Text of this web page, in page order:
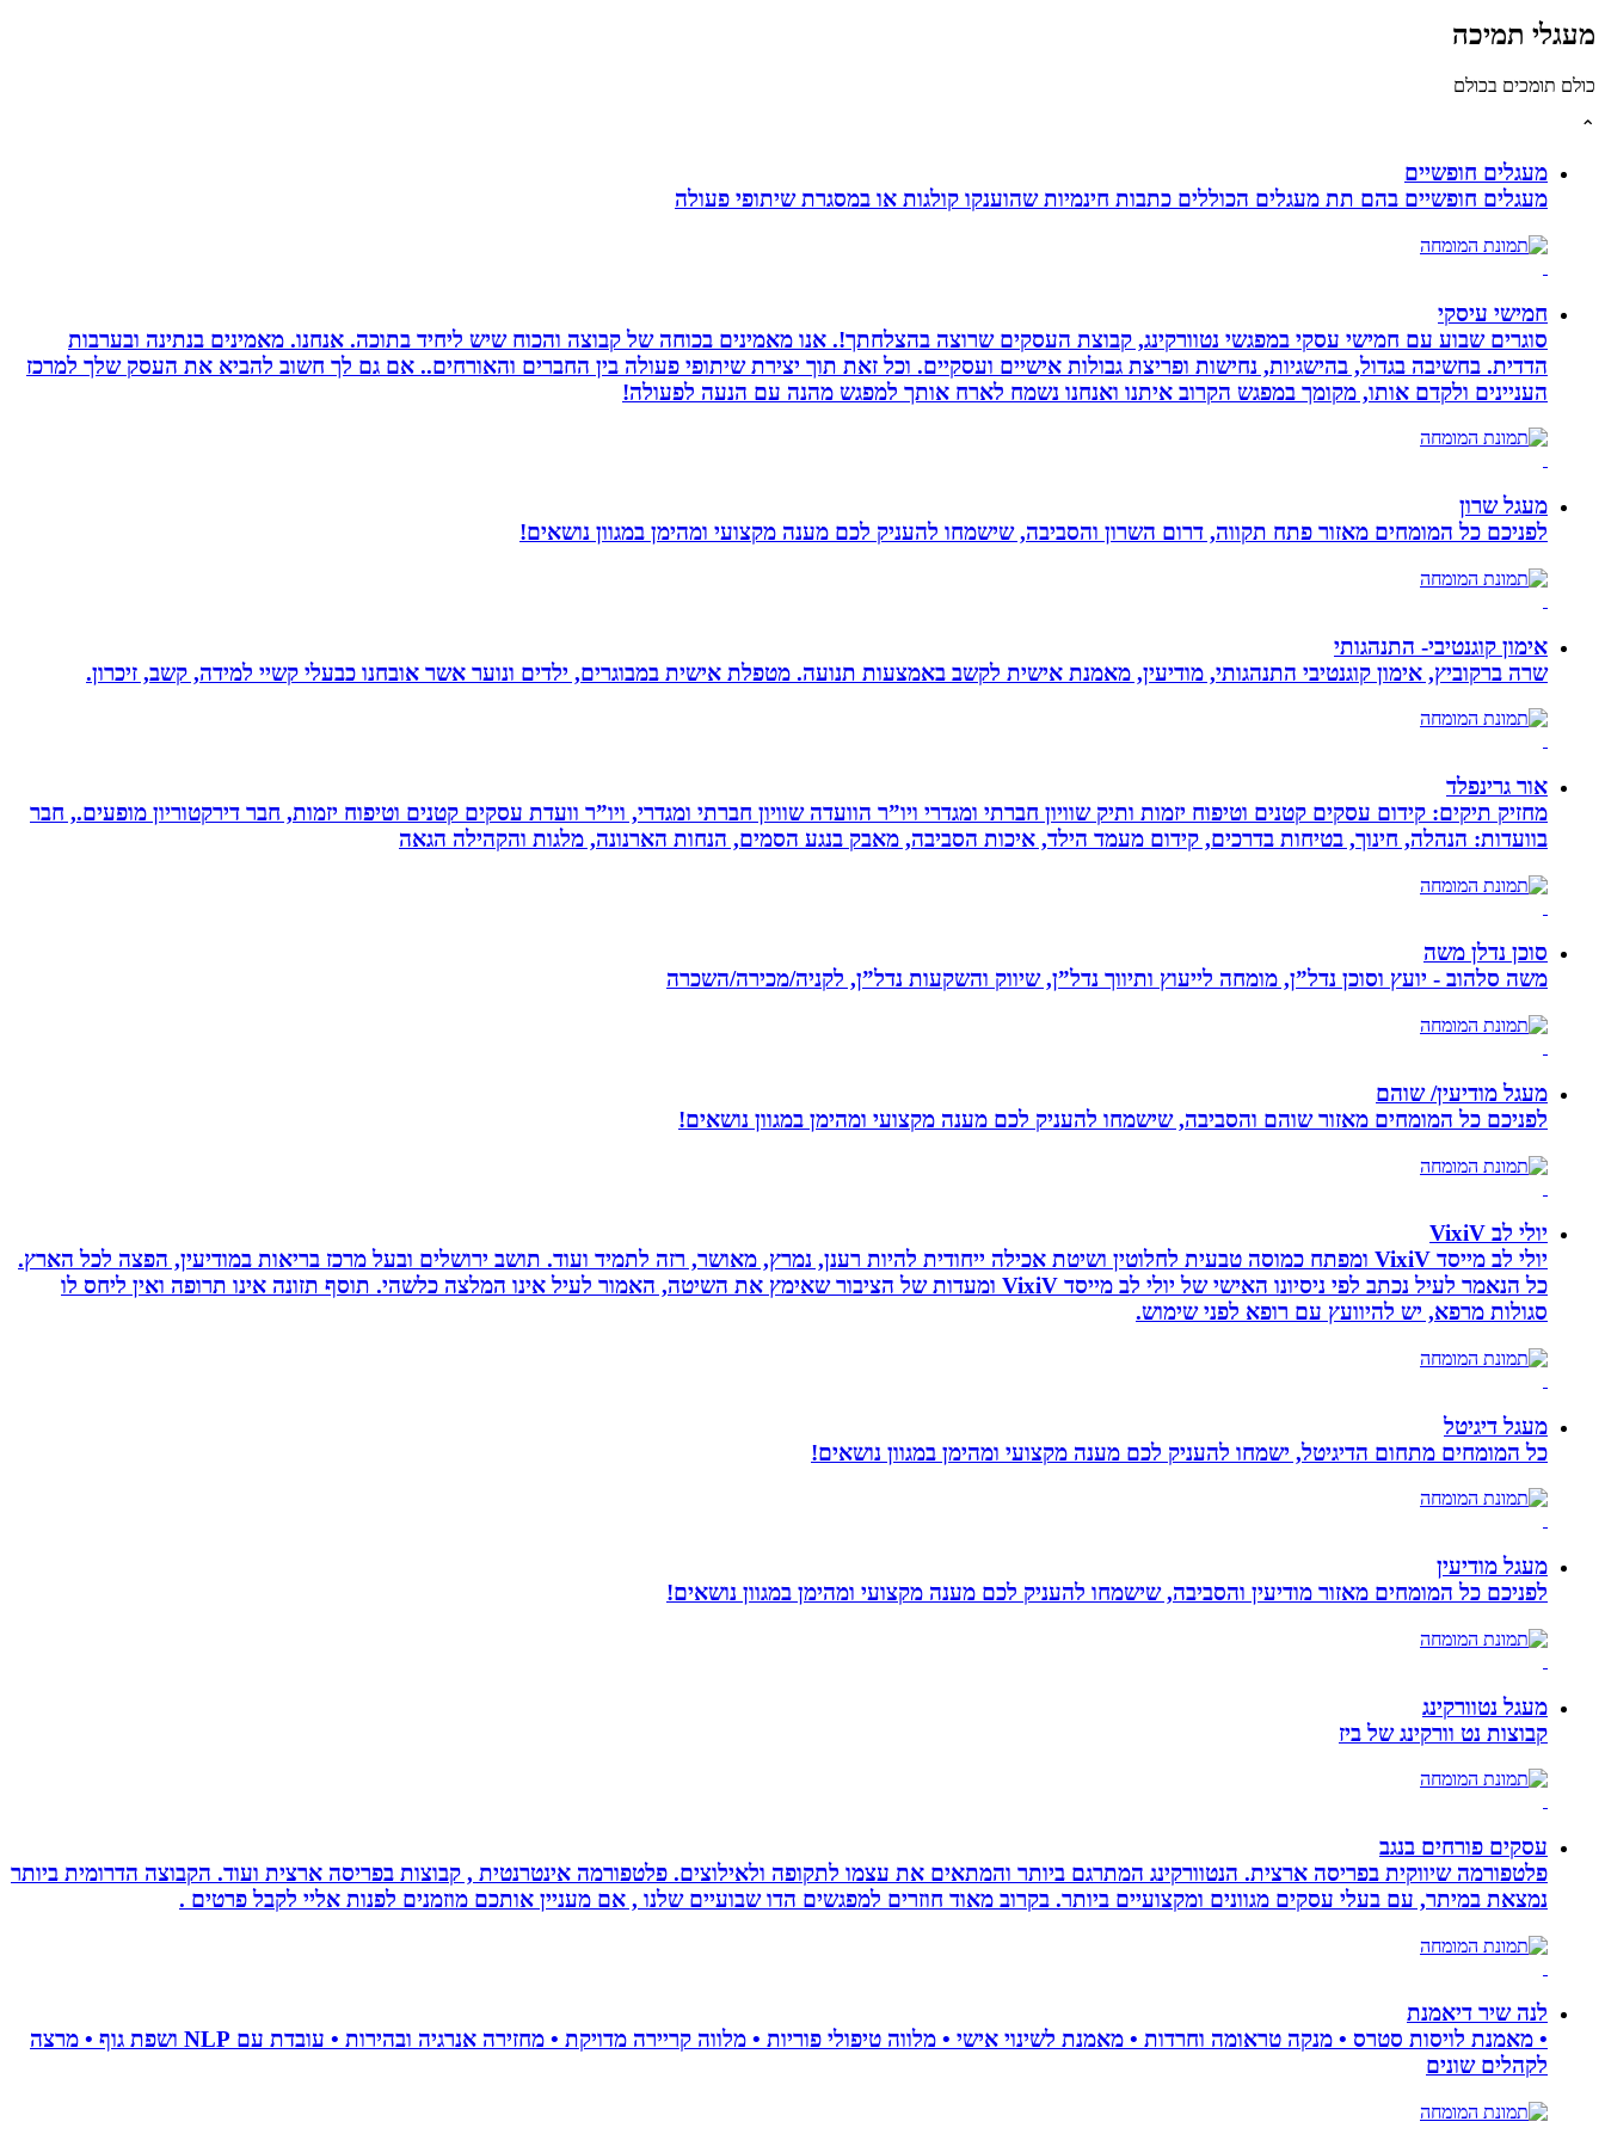
מעגלי תמיכה
כולם תומכים בכולם
⌃
מעגלים חופשיים
מעגלים חופשיים בהם תת מעגלים הכוללים כתבות חינמיות שהוענקו קולגות או במסגרת שיתופי פעולה
חמישי עיסקי
סוגרים שבוע עם חמישי עסקי במפגשי נטוורקינג, קבוצת העסקים שרוצה בהצלחתך!. אנו מאמינים בכוחה של קבוצה והכוח שיש ליחיד בתוכה. אנחנו. מאמינים בנתינה ובערבות
הדדית. בחשיבה בגדול, בהישגיות, נחישות ופריצת גבולות אישיים ועסקיים. וכל זאת תוך יצירת שיתופי פעולה בין החברים והאורחים.. אם גם לך חשוב להביא את העסק שלך למרכז
העניינים ולקדם אותו, מקומך במפגש הקרוב איתנו ואנחנו נשמח לארח אותך למפגש מהנה עם הנעה לפעולה!
מעגל שרון
לפניכם כל המומחים מאזור פתח תקווה, דרום השרון והסביבה, שישמחו להעניק לכם מענה מקצועי ומהימן במגוון נושאים!
אימון קוגנטיבי- התנהגותי
שרה ברקוביץ, אימון קוגנטיבי התנהגותי, מודיעין, מאמנת אישית לקשב באמצעות תנועה. מטפלת אישית במבוגרים, ילדים ונוער אשר אובחנו כבעלי קשיי למידה, קשב, זיכרון.
אור גרינפלד
מחזיק תיקים: קידום עסקים קטנים וטיפוח יזמות ותיק שוויון חברתי ומגדרי ויו”ר הוועדה שוויון חברתי ומגדרי, ויו”ר וועדת עסקים קטנים וטיפוח יזמות, חבר דירקטוריון מופעים., חבר
בוועדות: הנהלה, חינוך, בטיחות בדרכים, קידום מעמד הילד, איכות הסביבה, מאבק בנגע הסמים, הנחות הארנונה, מלגות והקהילה הגאה
סוכן נדלן משה
משה סלהוב - יועץ וסוכן נדל”ן, מומחה לייעוץ ותיווך נדל”ן, שיווק והשקעות נדל”ן, לקניה/מכירה/השכרה
מעגל מודיעין/ שוהם
לפניכם כל המומחים מאזור שוהם והסביבה, שישמחו להעניק לכם מענה מקצועי ומהימן במגוון נושאים!
יולי לב VixiV
יולי לב מייסד VixiV ומפתח כמוסה טבעית לחלוטין ושיטת אכילה ייחודית להיות רענן, נמרץ, מאושר, רזה לתמיד ועוד. תושב ירושלים ובעל מרכז בריאות במודיעין, הפצה לכל הארץ.
כל הנאמר לעיל נכתב לפי ניסיונו האישי של יולי לב מייסד VixiV ומעדות של הציבור שאימץ את השיטה, האמור לעיל אינו המלצה כלשהי. תוסף תזונה אינו תרופה ואין ליחס לו
סגולות מרפא, יש להיוועץ עם רופא לפני שימוש.
מעגל דיגיטל
כל המומחים מתחום הדיגיטל, ישמחו להעניק לכם מענה מקצועי ומהימן במגוון נושאים!
מעגל מודיעין
לפניכם כל המומחים מאזור מודיעין והסביבה, שישמחו להעניק לכם מענה מקצועי ומהימן במגוון נושאים!
מעגל נטוורקינג
קבוצות נט וורקינג של ביז
עסקים פורחים בנגב
פלטפורמה שיווקית בפריסה ארצית. הנטוורקינג המתרגם ביותר והמתאים את עצמו לתקופה ולאילוצים. פלטפורמה אינטרנטית , קבוצות בפריסה ארצית ועוד. הקבוצה הדרומית ביותר
נמצאת במיתר, עם בעלי עסקים מגוונים ומקצועיים ביותר. בקרוב מאוד חוזרים למפגשים הדו שבועיים שלנו , אם מעניין אותכם מוזמנים לפנות אליי לקבל פרטים .
לנה שיר דיאמנת
• מאמנת לויסות סטרס • מנקה טראומה וחרדות • מאמנת לשינוי אישי • מלווה טיפולי פוריות • מלווה קריירה מדויקת • מחזירה אנרגיה ובהירות • עובדת עם NLP ושפת גוף • מרצה
לקהלים שונים